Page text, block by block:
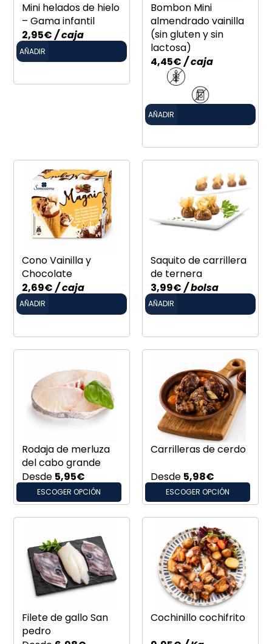
Mini helados de hielo
– Gama infantil
2,95€/ caja
AÑADIR
Bombon Mini
almendrado vainilla
(sin gluten y sin
lactosa)
4,45€/ caja
AÑADIR
Cono Vainilla y
Chocolate
2,69€/ caja
AÑADIR
Saquito de carrillera
de ternera
3,99€/ bolsa
AÑADIR
Rodaja de merluza
del cabo grande
Desde 5,95€
ESCOGER OPCIÓN
Carrilleras de cerdo
Desde 5,98€
ESCOGER OPCIÓN
Filete de gallo San
pedro
Cochinillo cochifrito